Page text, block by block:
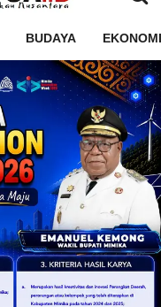
BUDAYA EKONOMI